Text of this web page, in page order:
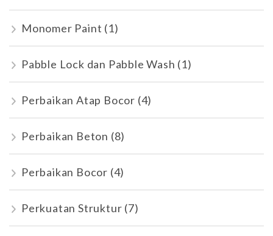
Monomer Paint (1)
Pabble Lock dan Pabble Wash (1)
Perbaikan Atap Bocor (4)
Perbaikan Beton (8)
Perbaikan Bocor (4)
Perkuatan Struktur (7)